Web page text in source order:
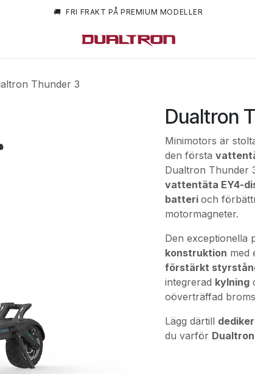
🚚 FRI FRAKT PÅ PREMIUM MODELLER
Thunder 3
Dualtron
Minimotors är
den första
Dualtron Thunder
vattentäta EY4-
batteri och
motormagneter.
Den exceptionella
konstruktion med
förstärkt
integrerad kylning
oöverträffad
Lägg därtill
du varför